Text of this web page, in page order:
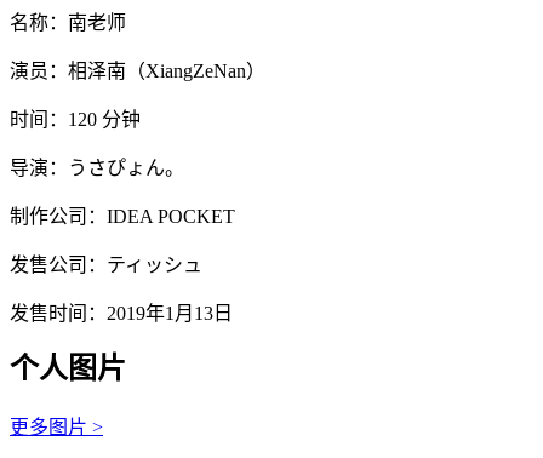
名称：南老师
演员：相泽南（XiangZeNan）
时间：120 分钟
导演：うさぴょん。
制作公司：IDEA POCKET
发售公司：ティッシュ
发售时间：2019年1月13日
个人图片
更多图片 >